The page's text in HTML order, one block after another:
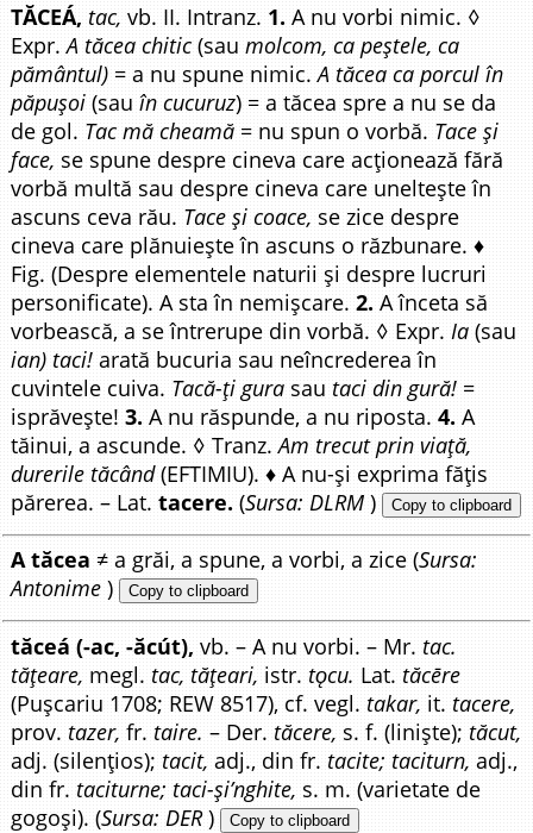
TĂCEÁ, tac, vb. II. Intranz. 1. A nu vorbi nimic. ◊
Expr.A tăcea chitic (saumolcom, ca peștele, ca
pământul) = a nu spune nimic.A tăcea ca porcul în
păpușoi (sauîn cucuruz) = a tăcea spre a nu se da
de gol. Tac mă cheamă = nu spun o vorbă. Tace și
face, se spune despre cineva care acționează fără
vorbă multă sau despre cineva care uneltește în
ascuns ceva rău. Tace și coace, se zice despre
cineva care plănuiește în ascuns o răzbunare. ♦
Fig. (Despre elementele naturii și despre lucruri
personificate). A sta în nemișcare.2. A înceta să
vorbească, a se întrerupe din vorbă. ◊ Expr.Ia (sau
ian) taci! arată bucuria sau neîncrederea în
cuvintele cuiva. Tacă-ți gura sau taci din gură! =
isprăvește!3. A nu răspunde, a nu riposta.4. A
tăinui, a ascunde. ◊ Tranz.Am trecut prin viață,
durerile tăcând(EFTIMIU). ♦ A nu-și exprima fățis
părerea. – Lat.tacere. (Sursa: DLRM ) Copy to clipboard
A tăcea ≠ a grăi, a spune, a vorbi, a zice (Sursa:
Antonime ) Copy to clipboard
tăceá (-ac, -ăcút), vb. – A nu vorbi. – Mr. tac.
tățeare, megl. tac, tățeari, istr. tǫcu. Lat. tăcēre
(Pușcariu 1708; REW 8517), cf. vegl. takar, it. tacere,
prov.tazer, fr.taire. – Der. tăcere, s. f. (liniște); tăcut,
adj. (silențios); tacit, adj., din fr. tacite; taciturn, adj.,
din fr. taciturne; taci-și’nghite, s. m. (varietate de
gogoși). (Sursa: DER) Copy to clipboard